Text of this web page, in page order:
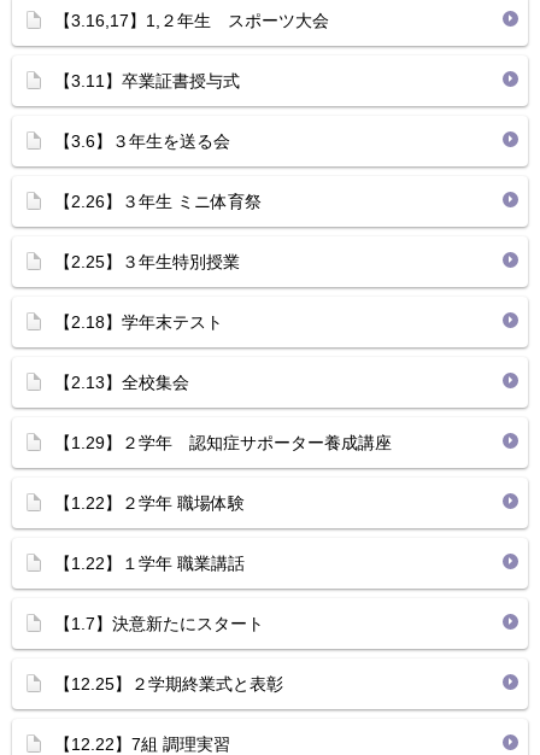
【3.16,17】1,２年生 スポーツ大会
【3.11】卒業証書授与式
【3.6】３年生を送る会
【2.26】３年生 ミニ体育祭
【2.25】３年生特別授業
【2.18】学年末テスト
【2.13】全校集会
【1.29】２学年 認知症サポーター養成講座
【1.22】２学年 職場体験
【1.22】１学年 職業講話
【1.7】決意新たにスタート
【12.25】２学期終業式と表彰
【12.22】7組 調理実習